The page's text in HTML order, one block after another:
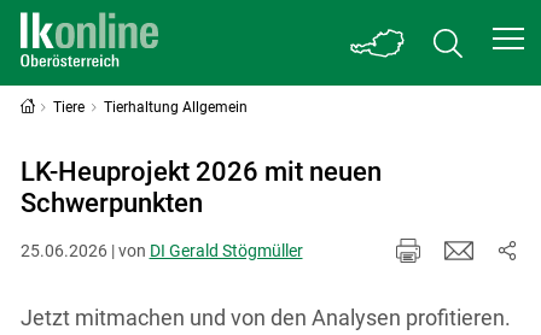
Tiere Tierhaltung Allgemein
LK-Heuprojekt 2026 mit neuen
Schwerpunkten
25.06.2026 | von DI Gerald Stögmüller
Jetzt mitmachen und von den Analysen profitieren.